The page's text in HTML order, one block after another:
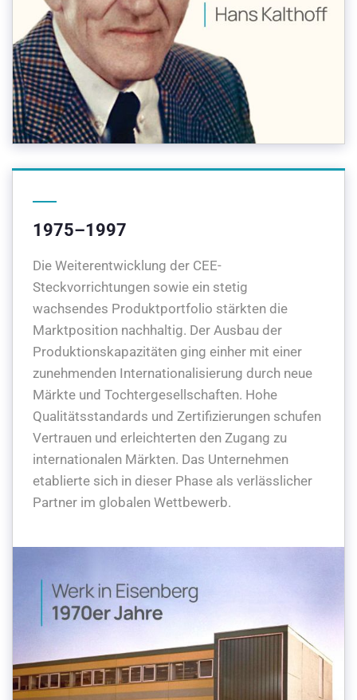
1975–1997
Die Weiterentwicklung der CEE-
Steckvorrichtungen sowie ein stetig
wachsendes Produktportfolio stärkten die
Marktposition nachhaltig. Der Ausbau der
Produktionskapazitäten ging einher mit einer
zunehmenden Internationalisierung durch neue
Märkte und Tochtergesellschaften. Hohe
Qualitätsstandards und Zertifizierungen schufen
Vertrauen und erleichterten den Zugang zu
internationalen Märkten. Das Unternehmen
etablierte sich in dieser Phase als verlässlicher
Partner im globalen Wettbewerb.